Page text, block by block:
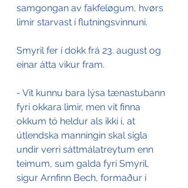
samgongan av fakfeløgum, hvørs
limir starvast í flutningsvinnuni.
Smyril fer í dokk frá 23. august og
einar átta vikur fram.
- Vit kunnu bara lýsa tænastubann
fyri okkara limir, men vit finna
okkum tó heldur als ikki í, at
útlendska manningin skal sigla
undir verri sáttmálatreytum enn
teimum, sum galda fyri Smyril,
sigur Arnfinn Bech, formaður í